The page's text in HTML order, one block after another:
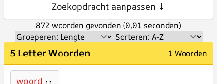
Zoekopdracht aanpassen ↓
872 woorden gevonden (0,01 seconden)
5 Letter Woorden 1 Woorden
woord